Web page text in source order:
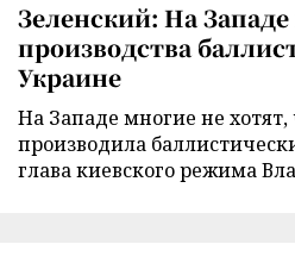
Зеленский: На Западе
производства
Украине
На Западе многие не
производила
глава киевского режима